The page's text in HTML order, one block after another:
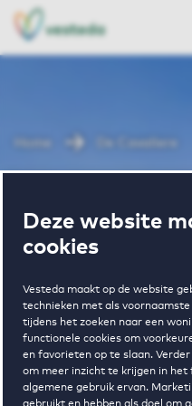
Deze website
cookies
Vesteda maakt op de website
technieken met als
tijdens het zoeken naar een
functionele cookies om
en favorieten op te slaan.
om meer inzicht te krijgen in
algemene gebruik ervan.
NL
EN
1 €